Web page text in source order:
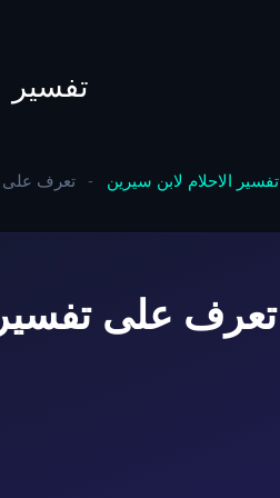
تفسير
تفسير الاحلام لابن سيرين - تعرف على
تعرف على